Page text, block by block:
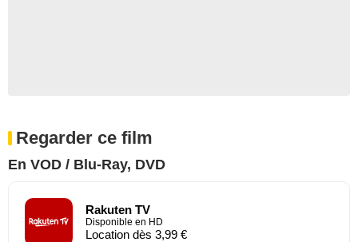
Regarder ce film
En VOD / Blu-Ray, DVD
Rakuten TV
Disponible en HD
Location dès 3,99 €